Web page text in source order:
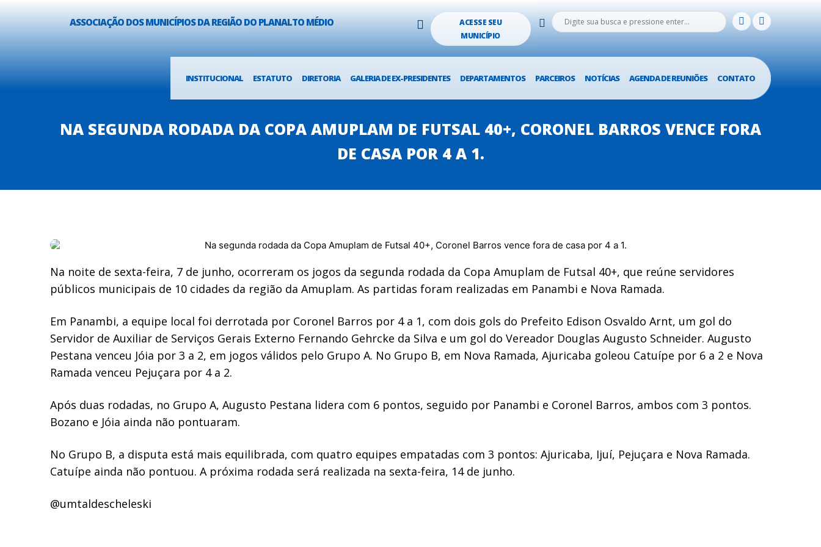
ASSOCIAÇÃO DOS MUNICÍPIOS DA REGIÃO DO PLANALTO MÉDIO
ACESSE SEU
MUNICÍPIO
INSTITUCIONAL ESTATUTO DIRETORIA GALERIA DE EX-PRESIDENTES DEPARTAMENTOS PARCEIROS NOTÍCIAS AGENDA DE REUNIÕES CONTATO
NA SEGUNDA RODADA DA COPA AMUPLAM DE FUTSAL 40+, CORONEL BARROS VENCE FORA
DE CASA POR 4 A 1.
Na noite de sexta-feira, 7 de junho, ocorreram os jogos da segunda rodada da Copa Amuplam de Futsal 40+, que reúne servidores
públicos municipais de 10 cidades da região da Amuplam. As partidas foram realizadas em Panambi e Nova Ramada.
Em Panambi, a equipe local foi derrotada por Coronel Barros por 4 a 1, com dois gols do Prefeito Edison Osvaldo Arnt, um gol do
Servidor de Auxiliar de Serviços Gerais Externo Fernando Gehrcke da Silva e um gol do Vereador Douglas Augusto Schneider. Augusto
Pestana venceu Jóia por 3 a 2, em jogos válidos pelo Grupo A. No Grupo B, em Nova Ramada, Ajuricaba goleou Catuípe por 6 a 2 e Nova
Ramada venceu Pejuçara por 4 a 2.
Após duas rodadas, no Grupo A, Augusto Pestana lidera com 6 pontos, seguido por Panambi e Coronel Barros, ambos com 3 pontos.
Bozano e Jóia ainda não pontuaram.
No Grupo B, a disputa está mais equilibrada, com quatro equipes empatadas com 3 pontos: Ajuricaba, Ijuí, Pejuçara e Nova Ramada.
Catuípe ainda não pontuou. A próxima rodada será realizada na sexta-feira, 14 de junho.
@umtaldescheleski